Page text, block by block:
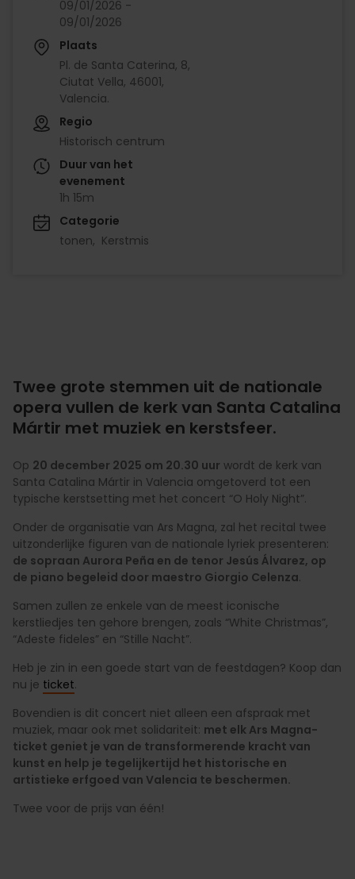
09/01/2026 -
09/01/2026
Plaats
Pl. de Santa Caterina, 8,
Ciutat Vella, 46001,
Valencia.
Regio
Historisch centrum
Duur van het
evenement
1h 15m
Categorie
tonen
Kerstmis
Twee grote stemmen uit de nationale
opera vullen de kerk van Santa Catalina
Mártir met muziek en kerstsfeer.
Op 20 december 2025 om 20.30 uur wordt de kerk van
Santa Catalina Mártir in Valencia omgetoverd tot een
typische kerstsetting met het concert “O Holy Night”.
Onder de organisatie van Ars Magna, zal het recital twee
uitzonderlijke figuren van de nationale lyriek presenteren:
de sopraan Aurora Peña en de tenor Jesús Álvarez, op
de piano begeleid door maestro Giorgio Celenza.
Samen zullen ze enkele van de meest iconische
kerstliedjes ten gehore brengen, zoals “White Christmas”,
“Adeste fideles” en “Stille Nacht”.
Heb je zin in een goede start van de feestdagen? Koop dan
nu je ticket.
Bovendien is dit concert niet alleen een afspraak met
muziek, maar ook met solidariteit: met elk Ars Magna-
ticket geniet je van de transformerende kracht van
kunst en help je tegelijkertijd het historische en
artistieke erfgoed van Valencia te beschermen.
Twee voor de prijs van één!